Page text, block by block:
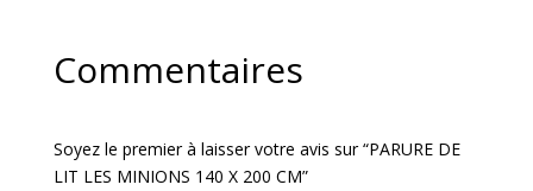
Commentaires
Soyez le premier à laisser votre avis sur “PARURE DE
LIT LES MINIONS 140 X 200 CM”